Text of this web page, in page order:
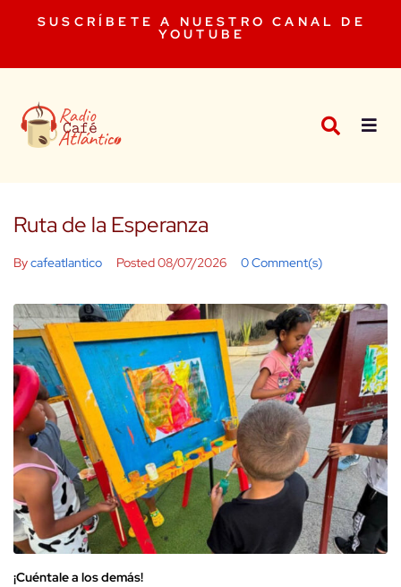
SUSCRÍBETE A NUESTRO CANAL DE
YOUTUBE
Ruta de la Esperanza
Bycafeatlantico Posted08/07/2026 0 Comment(s)
¡Cuéntale a los demás!